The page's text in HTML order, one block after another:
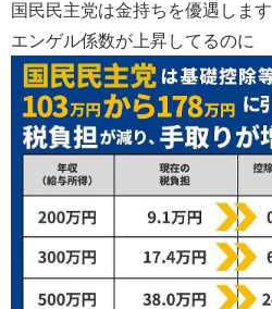
国民民主党は金持ちを優遇します
エンゲル係数が上昇してるのに